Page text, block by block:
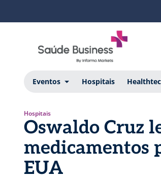
Eventos Hospitais
Hospitais
Oswaldo Cruz
medicamentos
EUA